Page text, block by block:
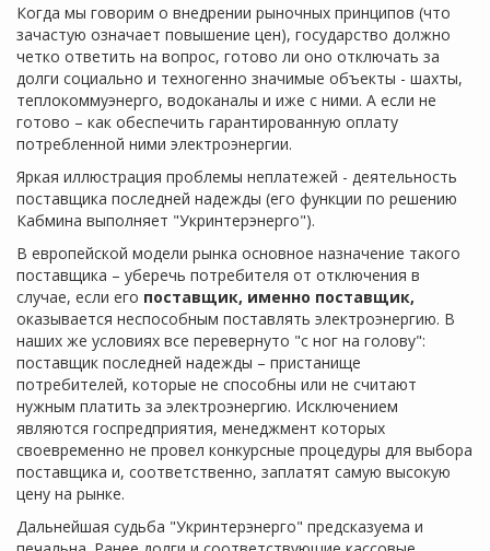
Когда мы говорим о внедрении рыночных принципов (что
зачастую означает повышение цен), государство должно
четко ответить на вопрос, готово ли оно отключать за
долги социально и техногенно значимые объекты - шахты,
теплокоммуэнерго, водоканалы и иже с ними. А если не
готово – как обеспечить гарантированную оплату
потребленной ними электроэнергии.
Яркая иллюстрация проблемы неплатежей - деятельность
поставщика последней надежды (его функции по решению
Кабмина выполняет "Укринтерэнерго").
В европейской модели рынка основное назначение такого
поставщика – уберечь потребителя от отключения в
случае, если его поставщик, именно поставщик,
оказывается неспособным поставлять электроэнергию. В
наших же условиях все перевернуто "с ног на голову":
поставщик последней надежды – пристанище
потребителей, которые не способны или не считают
нужным платить за электроэнергию. Исключением
являются госпредприятия, менеджмент которых
своевременно не провел конкурсные процедуры для выбора
поставщика и, соответственно, заплатят самую высокую
цену на рынке.
Дальнейшая судьба "Укринтерэнерго" предсказуема и